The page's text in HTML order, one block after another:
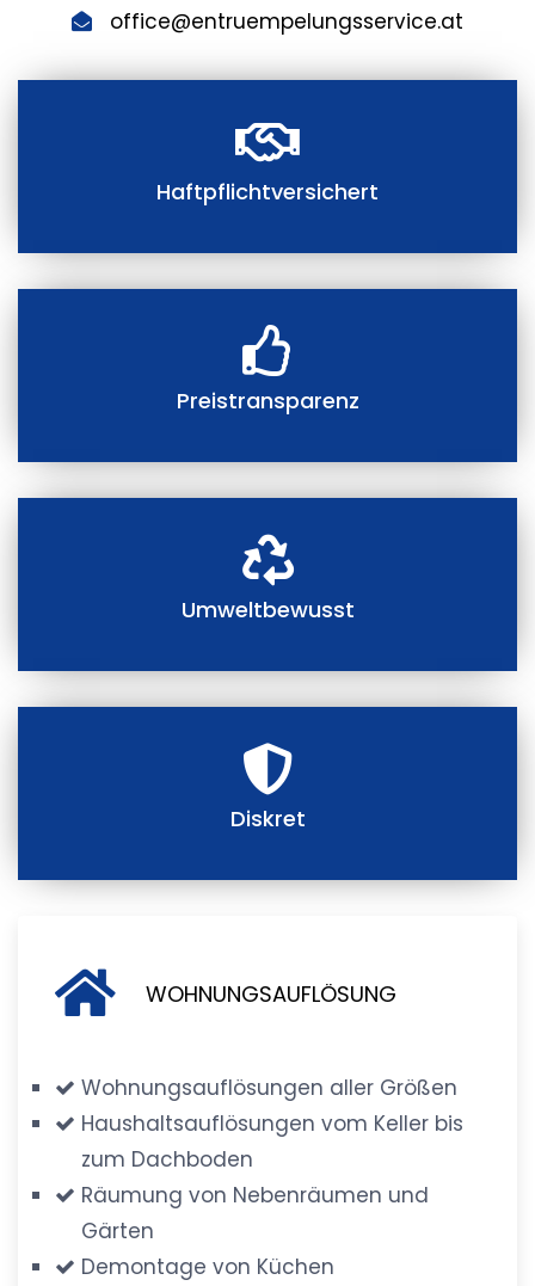
office@entruempelungsservice.at
Haftpflichtversichert
Preistransparenz
Umweltbewusst
Diskret
WOHNUNGSAUFLÖSUNG
Wohnungsauflösungen aller Größen
Haushaltsauflösungen vom Keller bis
zum Dachboden
Räumung von Nebenräumen und
Gärten
Demontage von Küchen